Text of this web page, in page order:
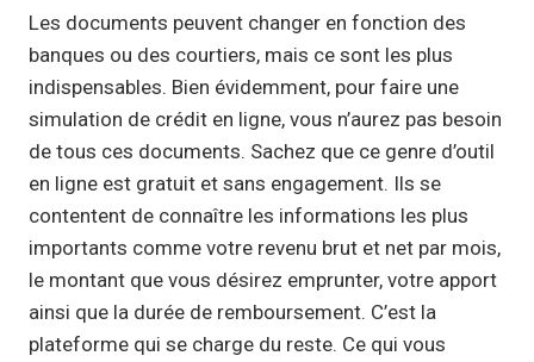
Les documents peuvent changer en fonction des
banques ou des courtiers, mais ce sont les plus
indispensables. Bien évidemment, pour faire une
simulation de crédit en ligne, vous n’aurez pas besoin
de tous ces documents. Sachez que ce genre d’outil
en ligne est gratuit et sans engagement. Ils se
contentent de connaître les informations les plus
importants comme votre revenu brut et net par mois,
le montant que vous désirez emprunter, votre apport
ainsi que la durée de remboursement. C’est la
plateforme qui se charge du reste. Ce qui vous